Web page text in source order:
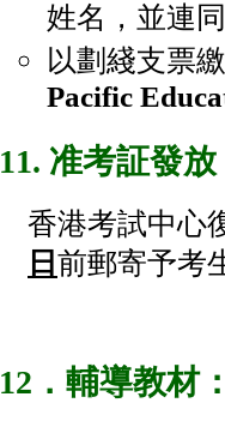
姓名，並連
以劃綫支票
Pacific
11. 准考証發放
香港考試中心
日 前郵寄予考
12．輔導教材